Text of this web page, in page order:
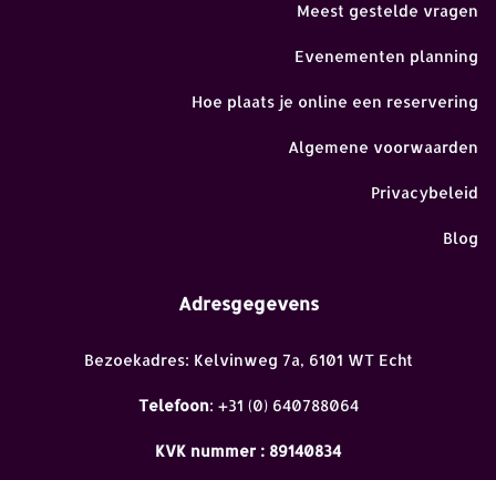
Meest gestelde vragen
Evenementen planning
Hoe plaats je online een reservering
Algemene voorwaarden
Privacybeleid
Blog
Adresgegevens
Bezoekadres: Kelvinweg 7a, 6101 WT Echt
Telefoon: +31 (0) 640788064
KVK nummer : 89140834